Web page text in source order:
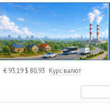
€ 93,19 $ 80,93 Курс валют